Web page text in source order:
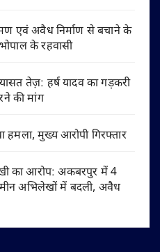
एवं अवैध निर्माण से बचाने के
के रहवासी
तेज़: हर्ष यादव का गड़करी
की मांग
हमला, मुख्य आरोपी गिरफ्तार
का आरोप: अकबरपुर में 4
अभिलेखों में बदली, अवैध